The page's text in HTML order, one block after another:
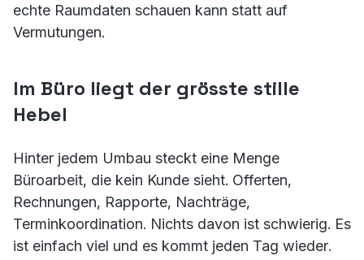
echte Raumdaten schauen kann statt auf
Vermutungen.
Im Büro liegt der grösste stille
Hebel
Hinter jedem Umbau steckt eine Menge
Büroarbeit, die kein Kunde sieht. Offerten,
Rechnungen, Rapporte, Nachträge,
Terminkoordination. Nichts davon ist schwierig. Es
ist einfach viel und es kommt jeden Tag wieder.